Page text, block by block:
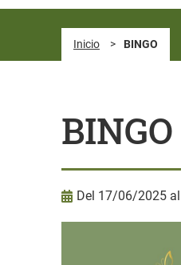
Inicio > BINGO
BINGO
Del 17/06/2025